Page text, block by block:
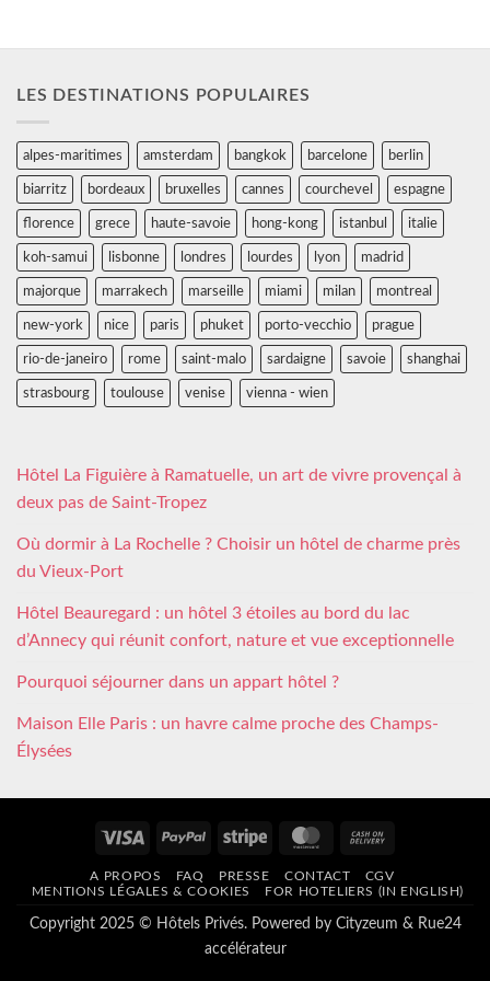
LES DESTINATIONS POPULAIRES
alpes-maritimes amsterdam bangkok barcelone berlin
biarritz bordeaux bruxelles cannes courchevel espagne
florence grece haute-savoie hong-kong istanbul italie
koh-samui lisbonne londres lourdes lyon madrid
majorque marrakech marseille miami milan montreal
new-york nice paris phuket porto-vecchio prague
rio-de-janeiro rome saint-malo sardaigne savoie shanghai
strasbourg toulouse venise vienna - wien
Hôtel La Figuière à Ramatuelle, un art de vivre provençal à
deux pas de Saint-Tropez
Où dormir à La Rochelle ? Choisir un hôtel de charme près
du Vieux-Port
Hôtel Beauregard : un hôtel 3 étoiles au bord du lac
d’Annecy qui réunit confort, nature et vue exceptionnelle
Pourquoi séjourner dans un appart hôtel ?
Maison Elle Paris : un havre calme proche des Champs-
Élysées
Visa PayPal Stripe MasterCard
Delivery
A PROPOS FAQ PRESSE CONTACT
CGV
MENTIONS LÉGALES & COOKIES
FOR HOTELIERS (IN ENGLISH)
Copyright 2025 © Hôtels Privés. Powered by Cityzeum & Rue24
accélérateur